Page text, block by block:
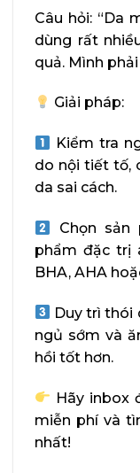
Câu hỏi: “Da
dùng rất
quả. Mình
Giải pháp:
Kiểm tra
do nội tiết tố,
da sai cách.
Chọn sản
phẩm đặc trị
BHA, AHA
Duy trì thói
ngủ sớm và
hồi tốt hơn.
Hãy inbox
miễn phí và
nhất!